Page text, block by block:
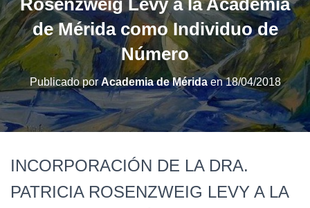
Rosenzweig Levy a la Academia
de Mérida como Individuo de
Número
Publicado por Academia de Méridaen18/04/2018
INCORPORACIÓN DE LA DRA.
PATRICIA ROSENZWEIG LEVY A LA